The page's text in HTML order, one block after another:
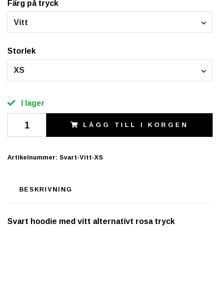
Färg på tryck
Vitt
Storlek
XS
I lager
LÄGG TILL I KORGEN
Artikelnummer: Svart-Vitt-XS
BESKRIVNING
Svart hoodie med vitt alternativt rosa tryck